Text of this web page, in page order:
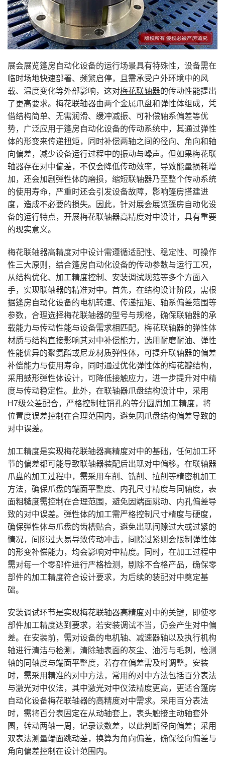
展会展览篷房自动化设备的运行场景具有特殊性，设备需在
临时场地快速部署、频繁启停，且需承受户外环境中的风
载、温度变化等外部影响，这对梅花联轴器的传动性能提出
了更高要求。梅花联轴器由两个金属爪盘和弹性体组成，凭
借结构简单、无需润滑、缓冲减振、可补偿轴系偏差等优
势，广泛应用于篷房自动化设备的传动系统中，其通过弹性
体的形变来传递扭矩，同时补偿两轴之间的径向、角向和轴
向偏差，减少设备运行过程中的振动与噪声。但如果梅花联
轴器存在对中偏差，不仅会降低传动效率，导致能量损耗增
加，还会加剧弹性体的磨损，缩短联轴器乃至整个传动系统
的使用寿命，严重时还会引发设备故障，影响篷房搭建进
度，造成不必要的损失。因此，针对展会展览篷房自动化设
备的运行特点，开展梅花联轴器高精度对中设计，具有重要
的现实意义。
梅花联轴器高精度对中设计需遵循适配性、稳定性、可操作
性三大原则，结合篷房自动化设备的传动参数与运行工况，
从结构优化、加工精度控制、安装调试规范等多个方面入
手，实现联轴器的精准对中。首先，在结构设计阶段，需根
据篷房自动化设备的电机转速、传递扭矩、轴系偏差范围等
参数，合理选择梅花联轴器的型号与规格，确保联轴器的承
载能力与传动性能与设备需求相匹配。梅花联轴器的弹性体
材质与结构直接影响其对中补偿能力，选用耐磨耐油、弹性
性能优异的聚氨酯或尼龙材质弹性体，可提升联轴器的偏差
补偿能力与使用寿命，同时通过优化弹性体的梅花瓣结构，
采用鼓形弹性体设计，可降低接触应力，进一步提升对中精
度与传动稳定性。此外，在联轴器爪盘结构设计中，采用
H7级公差配合，严格控制柱销孔的等分圆周加工精度，将
位置度误差控制在合理范围内，避免因爪盘结构偏差导致的
对中误差。
加工精度是实现梅花联轴器高精度对中的基础，任何加工环
节的偏差都可能导致联轴器装配后出现对中偏移。在联轴器
爪盘的加工过程中，需采用车削、铣削、拉削等精密机加工
方法，确保爪盘的端面平整度、内孔尺寸精度与同轴度，表
面粗糙度需控制在合理范围，避免因端面跳动、内孔偏差导
致的对中误差。弹性体的加工需严格控制尺寸精度与硬度，
确保弹性体与爪盘的齿槽贴合，避免出现间隙过大或过紧的
情况，间隙过大易导致传动冲击，间隙过紧则会限制弹性体
的形变补偿能力，均会影响对中精度。同时，在加工过程中
需对每一个零部件进行严格检测，剔除不合格产品，确保零
部件的加工精度符合设计要求，为后续的装配对中奠定基
础。
安装调试环节是实现梅花联轴器高精度对中的关键，即使零
部件加工精度达到要求，若安装调试不当，仍会产生对中偏
差。在安装前，需对设备的电机轴、减速器轴以及执行机构
轴进行清洁与检测，清除轴表面的灰尘、油污与毛刺，检测
轴的同轴度与端面平整度，若存在偏差需及时调整。安装
时，需采用精准的对中方法，常用的对中方法包括百分表法
与激光对中仪法，其中激光对中仪法精度更高，更适合篷房
自动化设备梅花联轴器的高精度对中需求。采用百分表法
时，需将百分表固定在从动轴套上，表头触接主动轴套外
圆，转动两轴一周，记录读数差，以此判断径向偏差；采用
双表法测量端面跳动差，换算为角向偏差，确保径向偏差与
角向偏差控制在设计范围内。